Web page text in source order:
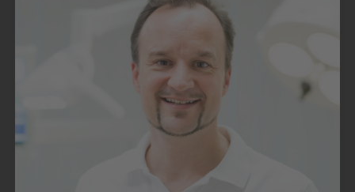
Consent Management
Platform